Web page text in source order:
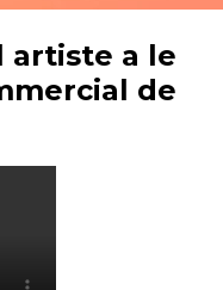
artiste a le
de